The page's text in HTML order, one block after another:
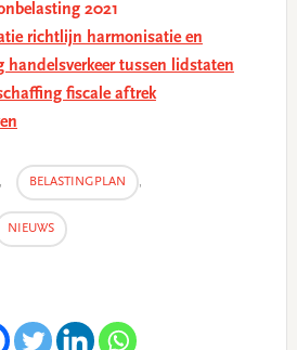
2021
richtlijn harmonisatie en
handelsverkeer tussen lidstaten
fiscale aftrek
, BELASTINGPLAN ,
NIEUWS